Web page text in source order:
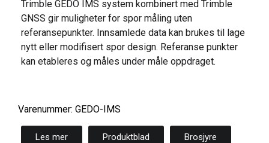
Trimble GEDO IMS system kombinert med Trimble
GNSS gir muligheter for spor måling uten
referansepunkter. Innsamlede data kan brukes til lage
nytt eller modifisert spor design. Referanse punkter
kan etableres og måles under måle oppdraget.
Varenummer: GEDO-IMS
Les mer Produktblad Brosjyre